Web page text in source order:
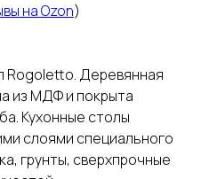
на Ozon)
Rogoletto. Деревянная
из МДФ и покрыта
Кухонные столы
слоями специального
грунты, сверхпрочные